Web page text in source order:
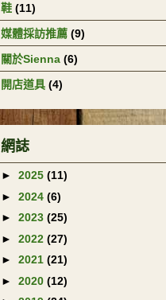
鞋 (11)
媒體採訪推薦 (9)
關於Sienna (6)
開店道具 (4)
網誌
► 2025 (11)
► 2024 (6)
► 2023 (25)
► 2022 (27)
► 2021 (21)
► 2020 (12)